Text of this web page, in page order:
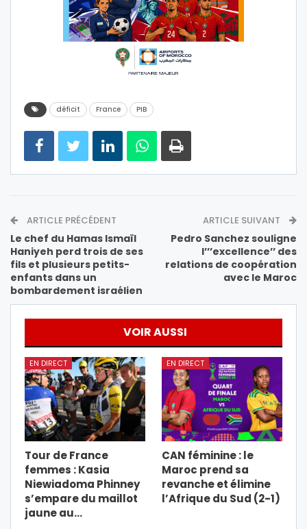
déficit France PIB
ARTICLE PRÉCÉDENT
Le chef du Hamas Ismaïl
Haniyeh perd trois de ses
fils et plusieurs petits-
enfants dans un
bombardement israélien
ARTICLE SUIVANT
Pedro Sanchez souligne
l’’’excellence’’ des
relations de coopération
avec le Maroc
VOIR AUSSI
EN DIRECT
Tour de France
femmes : Kasia
Niewiadoma Phinney
s’empare du maillot
jaune au…
EN DIRECT
CAN féminine : le
Maroc prend sa
revanche et élimine
l’Afrique du Sud (2-1)